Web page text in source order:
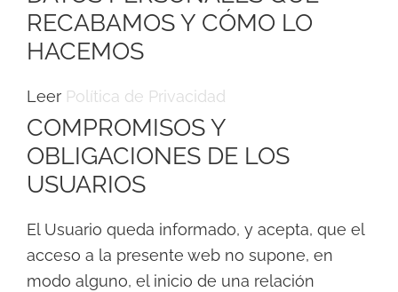
RECABAMOS Y CÓMO LO
HACEMOS
Leer Política de Privacidad
COMPROMISOS Y
OBLIGACIONES DE LOS
USUARIOS
El Usuario queda informado, y acepta, que el
acceso a la presente web no supone, en
modo alguno, el inicio de una relación